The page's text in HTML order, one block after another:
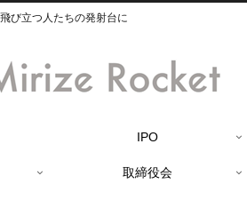
び立つ人たちの発射台に
IPO
取締役会